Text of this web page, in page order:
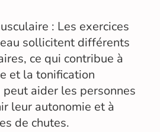
: Les exercices
sollicitent différents
ce qui contribue à
et la tonification
peut aider les personnes
leur autonomie et à
de chutes.